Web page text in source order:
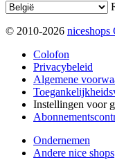
© 2010-2026 niceshops
Colofon
Privacybeleid
Algemene
Instellingen voor
Ondernemen
Andere nice shops